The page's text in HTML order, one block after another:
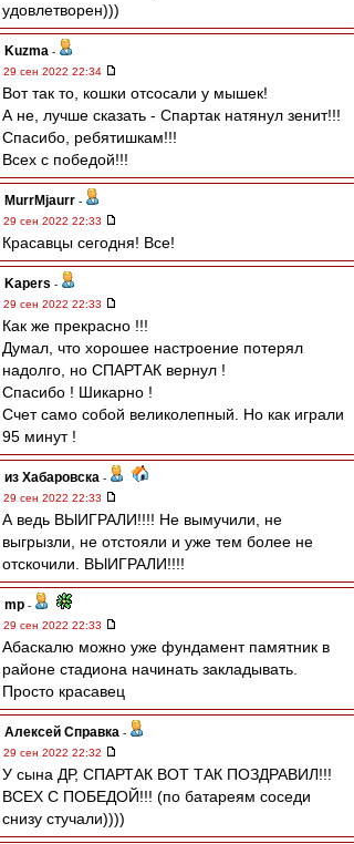
удовлетворен)))
Kuzma -
29 сен 2022 22:34
Вот так то, кошки отсосали у мышек!
А не, лучше сказать - Спартак натянул зенит!!!
Спасибо, ребятишкам!!!
Всех с победой!!!
MurrMjaurr -
29 сен 2022 22:33
Красавцы сегодня! Все!
Kapers -
29 сен 2022 22:33
Как же прекрасно !!!
Думал, что хорошее настроение потерял
надолго, но СПАРТАК вернул !
Спасибо ! Шикарно !
Счет само собой великолепный. Но как играли
95 минут !
из Хабаровска -
29 сен 2022 22:33
А ведь ВЫИГРАЛИ!!!! Не вымучили, не
выгрызли, не отстояли и уже тем более не
отскочили. ВЫИГРАЛИ!!!!
mp -
29 сен 2022 22:33
Абаскалю можно уже фундамент памятник в
районе стадиона начинать закладывать.
Просто красавец
Алексей Справка -
29 сен 2022 22:32
У сына ДР, СПАРТАК ВОТ ТАК ПОЗДРАВИЛ!!!
ВСЕХ С ПОБЕДОЙ!!! (по батареям соседи
снизу стучали))))